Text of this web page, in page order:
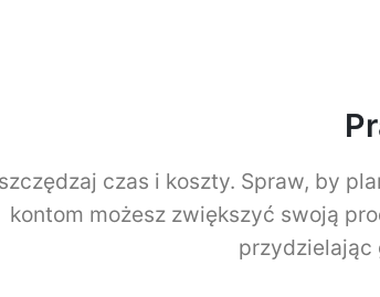
czas i koszty. Spraw, by
kontom możesz zwiększyć swoją
przydzielając